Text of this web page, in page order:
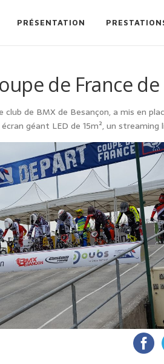
PRÉSENTATION
de France
de BMX de Besançon, a mis en
géant LED de 15m², un